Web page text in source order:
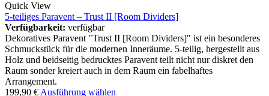
Quick View
5-teiliges Paravent – Trust II [Room Dividers]
Verfügbarkeit: verfügbar
Dekoratives Paravent "Trust II [Room Dividers]" ist ein besonderes
Schmuckstück für die modernen Inneräume. 5-teilig, hergestellt aus
Holz und beidseitig bedrucktes Paravent teilt nicht nur diskret den
Raum sonder kreiert auch in dem Raum ein fabelhaftes
Arrangement.
199,90 € Ausführung wählen